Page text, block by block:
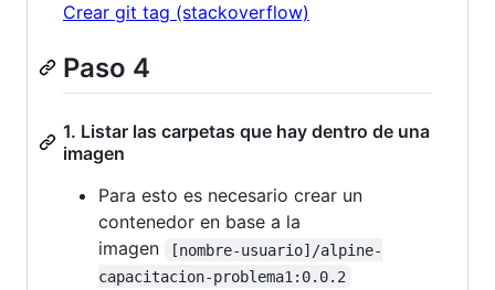
Crear git tag (stackoverflow)
Paso 4
1. Listar las carpetas que hay dentro de una
imagen
Para esto es necesario crear un
contenedor en base a la
imagen
[nombre-usuario]/alpine-
capacitacion-problema1:0.0.2